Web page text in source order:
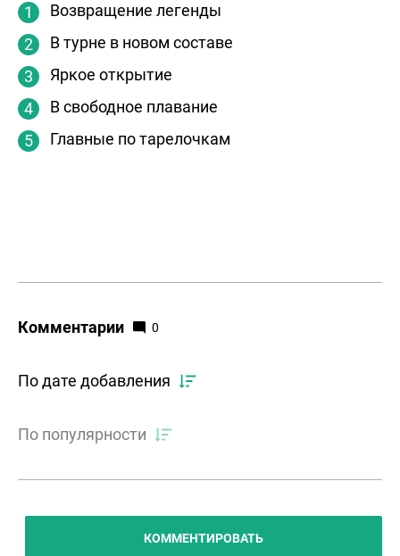
Возвращение легенды
В турне в новом составе
Яркое открытие
В свободное плавание
Главные по тарелочкам
Комментарии 0
По дате добавления
По популярности
КОММЕНТИРОВАТЬ